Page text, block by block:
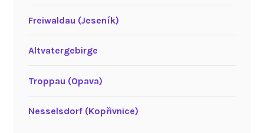
Freiwaldau (Jeseník)
Altvatergebirge
Troppau (Opava)
Nesselsdorf (Kopřivnice)